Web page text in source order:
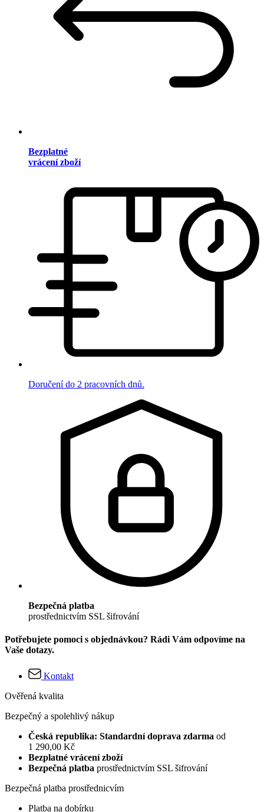
Bezplatné
vrácení zboží
Doručení do 2 pracovních dnů.
Bezpečná platba
prostřednictvím SSL šifrování
Potřebujete pomoci s objednávkou? Rádi Vám odpovíme na
Vaše dotazy.
Kontakt
Ověřená kvalita
Bezpečný a spolehlivý nákup
Česká republika: Standardní doprava zdarma od
1 290,00 Kč
Bezplatné vrácení zboží
Bezpečná platba prostřednictvím SSL šifrování
Bezpečná platba prostřednicvím
Platba na dobírku